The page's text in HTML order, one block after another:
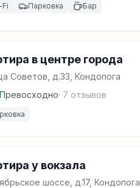
Fi Парковка Бар
в центре города
Советов, д.33, Кондопога
Превосходно· 7 отзывов
у вокзала
шоссе, д.17, Кондопога